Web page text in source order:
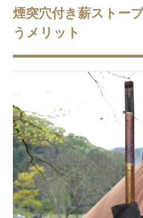
煙突穴付き薪ストー
うメリット